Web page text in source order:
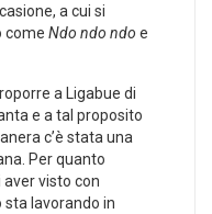
a cui si
come Ndo ndo ndo e
a Ligabue di
e a tal proposito
c’è stata una
Per quanto
visto con
lavorando in